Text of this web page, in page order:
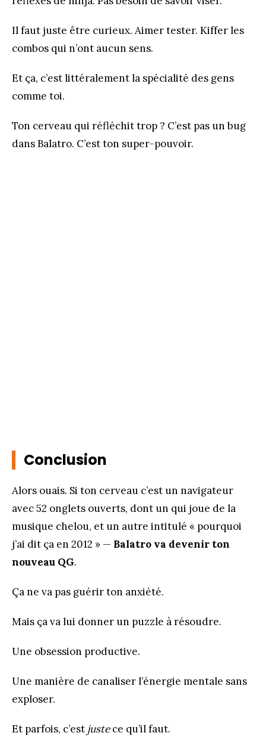
Il faut juste être curieux. Aimer tester. Kiffer les
combos qui n’ont aucun sens.
Et ça, c’est littéralement la spécialité des gens
comme toi.
Ton cerveau qui réfléchit trop ? C’est pas un bug
dans Balatro. C’est ton super-pouvoir.
Conclusion
Alors ouais. Si ton cerveau c’est un navigateur
avec 52 onglets ouverts, dont un qui joue de la
musique chelou, et un autre intitulé « pourquoi
j’ai dit ça en 2012 » — Balatro va devenir ton
nouveau QG.
Ça ne va pas guérir ton anxiété.
Mais ça va lui donner un puzzle à résoudre.
Une obsession productive.
Une manière de canaliser l’énergie mentale sans
exploser.
Et parfois, c’est justece qu’il faut.